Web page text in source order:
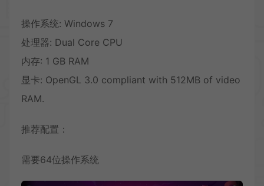
操作系统: Windows 7
处理器: Dual Core CPU
内存: 1 GB RAM
显卡: OpenGL 3.0 compliant with 512MB of video
RAM.
推荐配置：
需要64位操作系统